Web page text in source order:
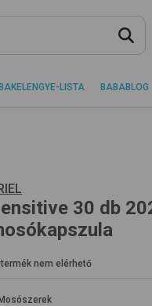
LISTA BABABLOG
30 db
nem elérhető
Mosószerek